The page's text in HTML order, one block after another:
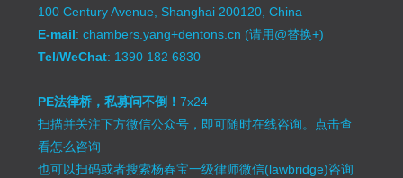
100 Century Avenue, Shanghai 200120, China
E-mail: chambers.yang+dentons.cn (请用@替换+)
Tel/WeChat: 1390 182 6830
PE法律桥，私募问不倒！7x24
扫描并关注下方微信公众号，即可随时在线咨询。 点击查
看怎么咨询
也可以扫码或者搜索杨春宝一级律师微信(lawbridge)咨询